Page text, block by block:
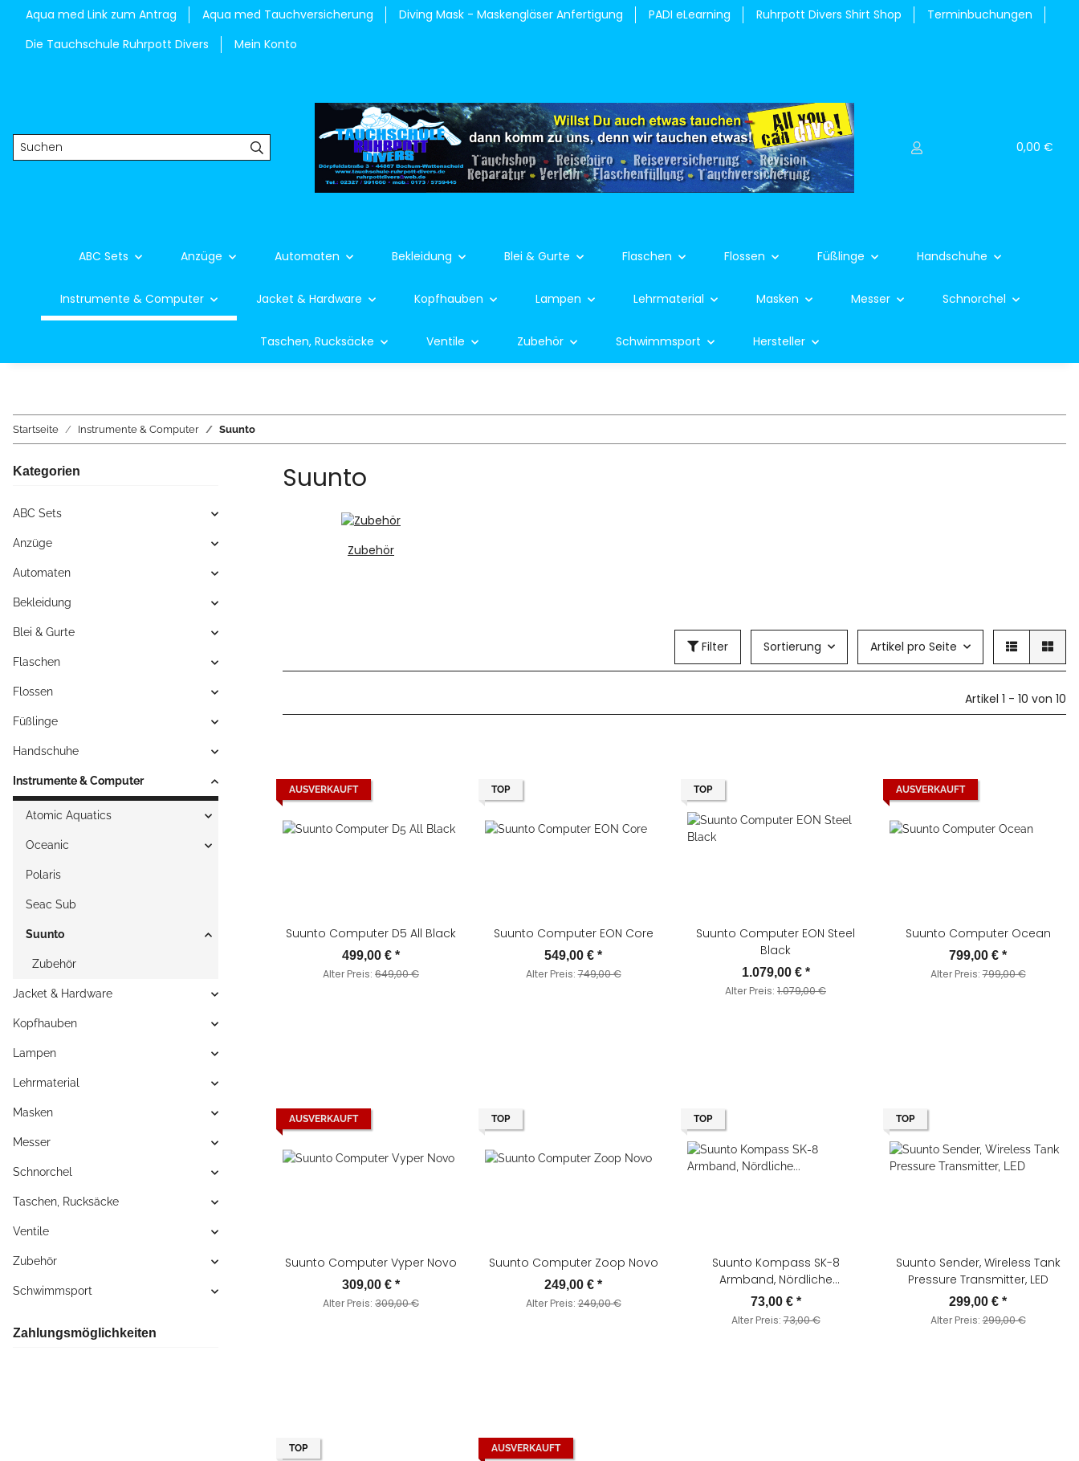
Aqua med Link zum Antrag Aqua med Tauchversicherung Diving Mask - Maskengläser Anfertigung PADI eLearning Ruhrpott Divers Shirt Shop
Terminbuchungen
Die Tauchschule Ruhrpott Divers
Mein Konto
0,00 €
ABC Sets Anzüge Automaten Bekleidung Blei & Gurte Flaschen Flossen Füßlinge Handschuhe
Instrumente & Computer Jacket & Hardware Kopfhauben Lampen Lehrmaterial Masken Messer Schnorchel
Taschen, Rucksäcke Ventile Zubehör Schwimmsport Hersteller
Startseite Instrumente & Computer Suunto
Suunto
Zubehör
Filter Sortierung Artikel pro Seite
Artikel 1 - 10 von 10
AUSVERKAUFT
Suunto Computer D5 All Black
499,00 € *
Alter Preis: 649,00 €
TOP
Suunto Computer EON Core
549,00 € *
Alter Preis:749,00 €
TOP
Suunto Computer EON Steel
Black
1.079,00 € *
Alter Preis: 1.079,00 €
AUSVERKAUFT
Suunto Computer Ocean
799,00 € *
Alter Preis:799,00 €
AUSVERKAUFT
Suunto Computer Vyper Novo
309,00 € *
Alter Preis: 309,00 €
TOP
Suunto Computer Zoop Novo
249,00 € *
Alter Preis:249,00 €
TOP
Suunto Kompass SK-8
Armband, Nördliche
Hemisphäre (Europa)
73,00 € *
Alter Preis:73,00 €
TOP
Suunto Sender, Wireless Tank
Pressure Transmitter, LED
299,00 € *
Alter Preis:299,00 €
TOP AUSVERKAUFT
Kategorien
ABC Sets
Anzüge
Automaten
Bekleidung
Blei & Gurte
Flaschen
Flossen
Füßlinge
Handschuhe
Instrumente & Computer
Atomic Aquatics
Oceanic
Polaris
Seac Sub
Suunto
Zubehör
Jacket & Hardware
Kopfhauben
Lampen
Lehrmaterial
Masken
Messer
Schnorchel
Taschen, Rucksäcke
Ventile
Zubehör
Schwimmsport
Zahlungsmöglichkeiten